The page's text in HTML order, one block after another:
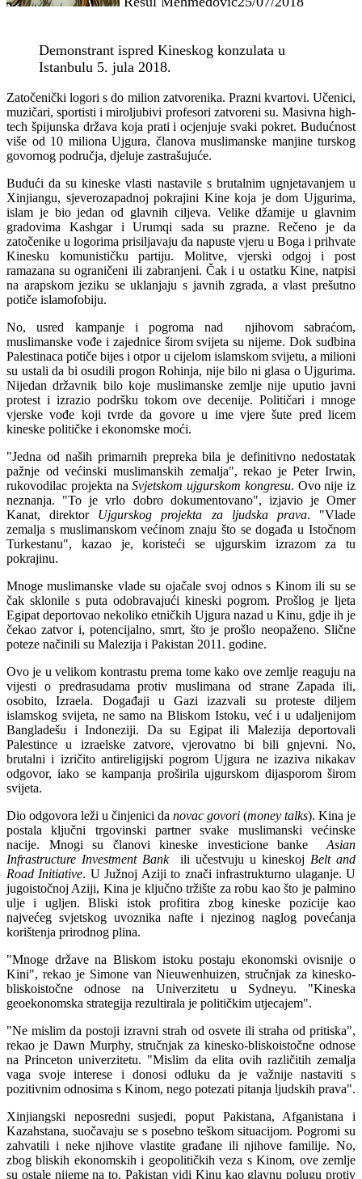
Demonstrant ispred Kineskog konzulata u
Istanbulu 5. jula 2018.
Zatočenički logori s do milion zatvorenika. Prazni kvartovi. Učenici,
muzičari, sportisti i miroljubivi profesori zatvoreni su. Masivna high-
tech špijunska država koja prati i ocjenjuje svaki pokret. Budućnost
više od 10 miliona Ujgura, članova muslimanske manjine turskog
govornog područja, djeluje zastrašujuće.
Budući da su kineske vlasti nastavile s brutalnim ugnjetavanjem u
Xinjiangu, sjeverozapadnoj pokrajini Kine koja je dom Ujgurima,
islam je bio jedan od glavnih ciljeva. Velike džamije u glavnim
gradovima Kashgar i Urumqi sada su prazne. Rečeno je da
zatočenike u logorima prisiljavaju da napuste vjeru u Boga i prihvate
Kinesku komunističku partiju. Molitve, vjerski odgoj i post
ramazana su ograničeni ili zabranjeni. Čak i u ostatku Kine, natpisi
na arapskom jeziku se uklanjaju s javnih zgrada, a vlast prešutno
potiče islamofobiju.
No, usred kampanje i pogroma nad njihovom sabraćom,
muslimanske vođe i zajednice širom svijeta su nijeme. Dok sudbina
Palestinaca potiče bijes i otpor u cijelom islamskom svijetu, a milioni
su ustali da bi osudili progon Rohinja, nije bilo ni glasa o Ujgurima.
Nijedan državnik bilo koje muslimanske zemlje nije uputio javni
protest i izrazio podršku tokom ove decenije. Političari i mnoge
vjerske vođe koji tvrde da govore u ime vjere šute pred licem
kineske političke i ekonomske moći.
"Jedna od naših primarnih prepreka bila je definitivno nedostatak
pažnje od većinski muslimanskih zemalja", rekao je Peter Irwin,
rukovodilac projekta naSvjetskom ujgurskom kongresu. Ovo nije iz
neznanja. "To je vrlo dobro dokumentovano", izjavio je Omer
Kanat, direktor Ujgurskog projekta za ljudska prava. "Vlade
zemalja s muslimanskom većinom znaju što se događa u Istočnom
Turkestanu", kazao je, koristeći se ujgurskim izrazom za tu
pokrajinu.
Mnoge muslimanske vlade su ojačale svoj odnos s Kinom ili su se
čak sklonile s puta odobravajući kineski pogrom. Prošlog je ljeta
Egipat deportovao nekoliko etničkih Ujgura nazad u Kinu, gdje ih je
čekao zatvor i, potencijalno, smrt, što je prošlo neopaženo. Slične
poteze načinili su Malezija i Pakistan 2011. godine.
Ovo je u velikom kontrastu prema tome kako ove zemlje reaguju na
vijesti o predrasudama protiv muslimana od strane Zapada ili,
osobito, Izraela. Događaji u Gazi izazvali su proteste diljem
islamskog svijeta, ne samo na Bliskom Istoku, već i u udaljenijom
Bangladešu i Indoneziji. Da su Egipat ili Malezija deportovali
Palestince u izraelske zatvore, vjerovatno bi bili gnjevni. No,
brutalni i izričito antireligijski pogrom Ujgura ne izaziva nikakav
odgovor, iako se kampanja proširila ujgurskom dijasporom širom
svijeta.
Dio odgovora leži u činjenici da novac govori (money talks). Kina je
postala ključni trgovinski partner svake muslimanski većinske
nacije. Mnogi su članovi kineske investicione banke Asian
Infrastructure Investment Bankili učestvuju u kineskoj Belt and
Road Initiative. U Južnoj Aziji to znači infrastrukturno ulaganje. U
jugoistočnoj Aziji, Kina je ključno tržište za robu kao što je palmino
ulje i ugljen. Bliski istok profitira zbog kineske pozicije kao
najvećeg svjetskog uvoznika nafte i njezinog naglog povećanja
korištenja prirodnog plina.
"Mnoge države na Bliskom istoku postaju ekonomski ovisnije o
Kini", rekao je Simone van Nieuwenhuizen, stručnjak za kinesko-
bliskoistočne odnose na Univerzitetu u Sydneyu. "Kineska
geoekonomska strategija rezultirala je političkim utjecajem".
"Ne mislim da postoji izravni strah od osvete ili straha od pritiska",
rekao je Dawn Murphy, stručnjak za kinesko-bliskoistočne odnose
na Princeton univerzitetu. "Mislim da elita ovih različitih zemalja
vaga svoje interese i donosi odluku da je važnije nastaviti s
pozitivnim odnosima s Kinom, nego potezati pitanja ljudskih prava".
Xinjiangski neposredni susjedi, poput Pakistana, Afganistana i
Kazahstana, suočavaju se s posebno teškom situacijom. Pogromi su
zahvatili i neke njihove vlastite građane ili njihove familije. No,
zbog bliskih ekonomskih i geopolitičkih veza s Kinom, ove zemlje
su ostale nijeme na to. Pakistan vidi Kinu kao glavnu polugu protiv